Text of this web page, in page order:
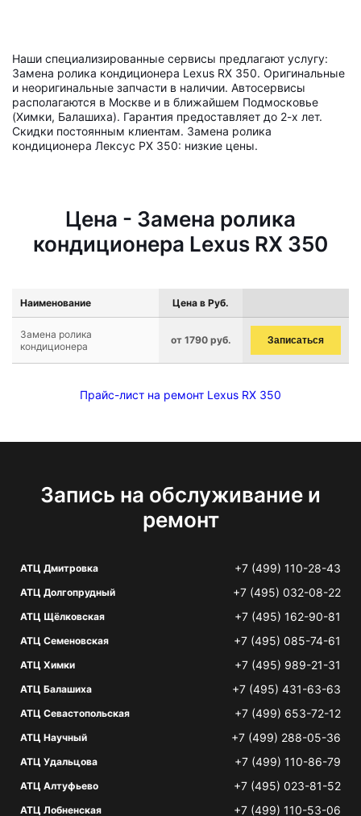
Наши специализированные сервисы предлагают услугу:
Замена ролика кондиционера Lexus RX 350. Оригинальные
и неоригинальные запчасти в наличии. Автосервисы
располагаются в Москве и в ближайшем Подмосковье
(Химки, Балашиха). Гарантия предоставляет до 2-х лет.
Скидки постоянным клиентам. Замена ролика
кондиционера Лексус РХ 350: низкие цены.
Цена - Замена ролика
кондиционера Lexus RX 350
Наименование Цена в Руб.
Замена ролика
кондиционера
от 1790 руб. Записаться
Прайс-лист на ремонт Lexus RX 350
Запись на обслуживание и
ремонт
АТЦ Дмитровка +7 (499) 110-28-43
АТЦ Долгопрудный +7 (495) 032-08-22
АТЦ Щёлковская +7 (495) 162-90-81
АТЦ Семеновская +7 (495) 085-74-61
АТЦ Химки +7 (495) 989-21-31
АТЦ Балашиха +7 (495) 431-63-63
АТЦ Севастопольская +7 (499) 653-72-12
АТЦ Научный +7 (499) 288-05-36
АТЦ Удальцова +7 (499) 110-86-79
АТЦ Алтуфьево +7 (495) 023-81-52
АТЦ Лобненская +7 (499) 110-53-06